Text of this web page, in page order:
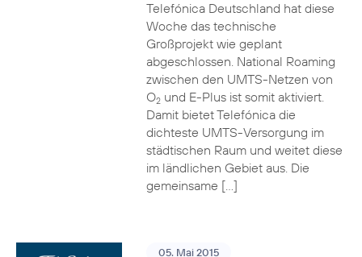
Telefónica Deutschland hat diese
Woche das technische
Großprojekt wie geplant
abgeschlossen. National Roaming
zwischen den UMTS-Netzen von
O2und E-Plus ist somit aktiviert.
Damit bietet Telefónica die
dichteste UMTS-Versorgung im
städtischen Raum und weitet diese
im ländlichen Gebiet aus. Die
gemeinsame […]
05. Mai 2015